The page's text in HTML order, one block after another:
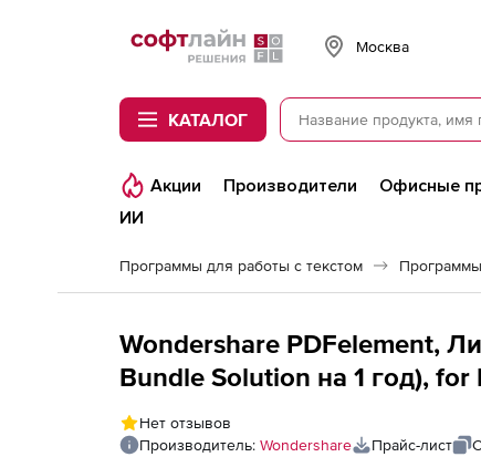
Softline
Москва
КАТАЛОГ
Акции Производители Офисные
ИИ
Программы для работы с текстом
Wondershare PDFelement,
Bundle Solution на 1 год),
(iOS+Android)
Нет отзывов
Производитель: Wondershare Прайс-лист